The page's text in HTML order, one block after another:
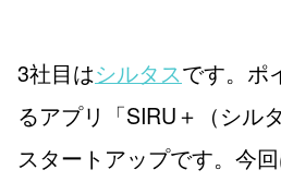
3社目はシルタスです。ポ
るアプリ「SIRU＋（シル
スタートアップです。今